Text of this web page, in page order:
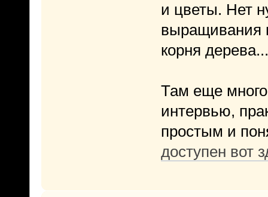
и цветы. Нет
выращивания
корня
Там еще
интервью,
простым и
доступен вот